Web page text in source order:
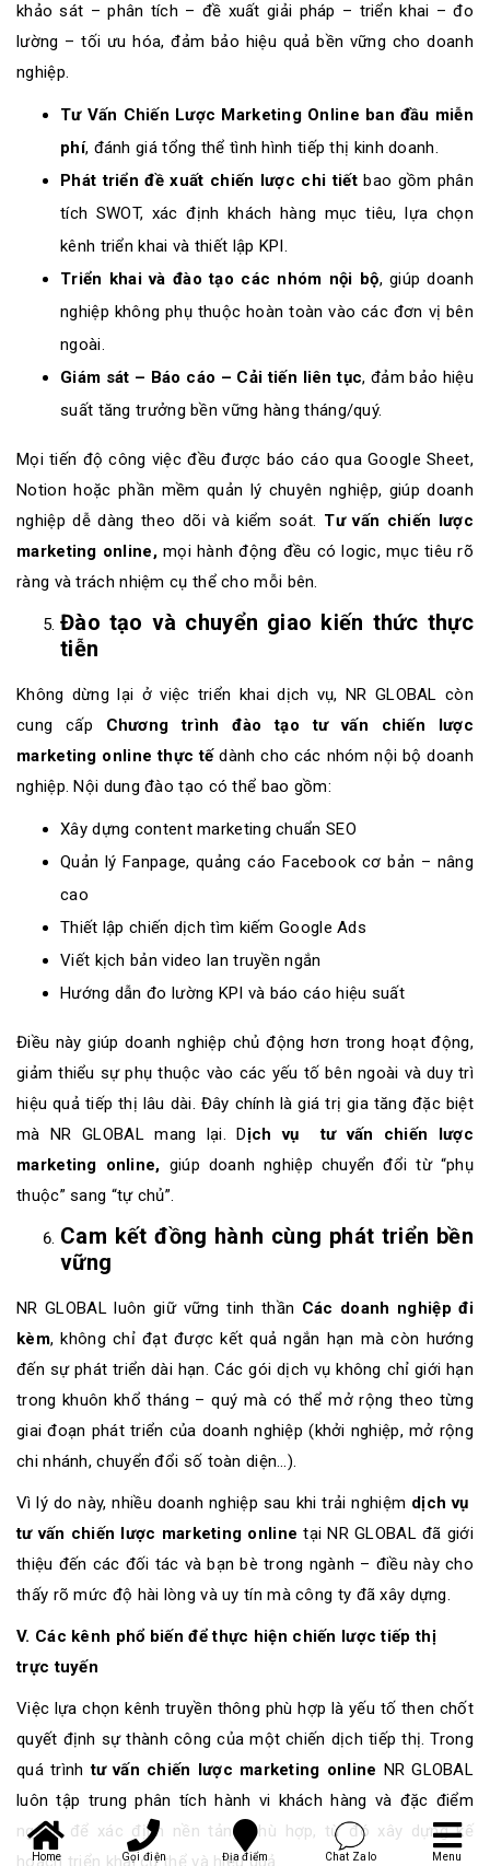
khảo sát – phân tích – đề xuất giải pháp – triển khai – đo
lường – tối ưu hóa, đảm bảo hiệu quả bền vững cho doanh
nghiệp.
Tư Vấn Chiến Lược Marketing Online ban đầu miễn
phí, đánh giá tổng thể tình hình tiếp thị kinh doanh.
Phát triển đề xuất chiến lược chi tiếtbao gồm phân
tích SWOT, xác định khách hàng mục tiêu, lựa chọn
kênh triển khai và thiết lập KPI.
Triển khai và đào tạo các nhóm nội bộ, giúp doanh
nghiệp không phụ thuộc hoàn toàn vào các đơn vị bên
ngoài.
Giám sát – Báo cáo – Cải tiến liên tục, đảm bảo hiệu
suất tăng trưởng bền vững hàng tháng/quý.
Mọi tiến độ công việc đều được báo cáo qua Google Sheet,
Notion hoặc phần mềm quản lý chuyên nghiệp, giúp doanh
nghiệp dễ dàng theo dõi và kiểm soát. Tư vấn chiến lược
marketing online,mọi hành động đều có logic, mục tiêu rõ
ràng và trách nhiệm cụ thể cho mỗi bên.
Đào tạo và chuyển giao kiến thức thực
tiễn
Không dừng lại ở việc triển khai dịch vụ, NR GLOBAL còn
cung cấp Chương trình đào tạo tư vấn chiến lược
marketing online thực tếdành cho các nhóm nội bộ doanh
nghiệp. Nội dung đào tạo có thể bao gồm:
Xây dựng content marketing chuẩn SEO
Quản lý Fanpage, quảng cáo Facebook cơ bản – nâng
cao
Thiết lập chiến dịch tìm kiếm Google Ads
Viết kịch bản video lan truyền ngắn
Hướng dẫn đo lường KPI và báo cáo hiệu suất
Điều này giúp doanh nghiệp chủ động hơn trong hoạt động,
giảm thiểu sự phụ thuộc vào các yếu tố bên ngoài và duy trì
hiệu quả tiếp thị lâu dài. Đây chính là giá trị gia tăng đặc biệt
mà NR GLOBAL mang lại. Dịch vụ tư vấn chiến lược
marketing online, giúp doanh nghiệp chuyển đổi từ “phụ
thuộc” sang “tự chủ”.
Cam kết đồng hành cùng phát triển bền
vững
NR GLOBAL luôn giữ vững tinh thần Các doanh nghiệp đi
kèm, không chỉ đạt được kết quả ngắn hạn mà còn hướng
đến sự phát triển dài hạn. Các gói dịch vụ không chỉ giới hạn
trong khuôn khổ tháng – quý mà có thể mở rộng theo từng
giai đoạn phát triển của doanh nghiệp (khởi nghiệp, mở rộng
chi nhánh, chuyển đổi số toàn diện…).
Vì lý do này, nhiều doanh nghiệp sau khi trải nghiệm dịch vụ
tư vấn chiến lược marketing onlinetại NR GLOBAL đã giới
thiệu đến các đối tác và bạn bè trong ngành – điều này cho
thấy rõ mức độ hài lòng và uy tín mà công ty đã xây dựng.
V. Các kênh phổ biến để thực hiện chiến lược tiếp thị
trực tuyến
Việc lựa chọn kênh truyền thông phù hợp là yếu tố then chốt
quyết định sự thành công của một chiến dịch tiếp thị. Trong
quá trình tư vấn chiến lược marketing online NR GLOBAL
luôn tập trung phân tích hành vi khách hàng và đặc điểm
ngành để xác định nền tảng phù hợp, từ đó xây dựng kế
hoạch triển khai cụ thể và hiệu quả.
Home Gọi điện Địa điểm Chat Zalo Menu